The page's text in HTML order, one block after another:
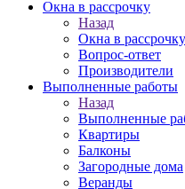
Окна в рассрочку
Назад
Окна в рассрочку
Вопрос-ответ
Производители
Выполненные работы
Назад
Выполненные
Квартиры
Балконы
Загородные дома
Веранды